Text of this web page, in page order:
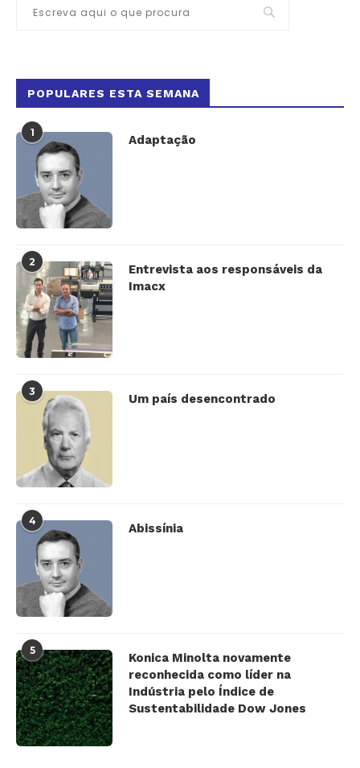
POPULARES ESTA SEMANA
1
Adaptação
2
Entrevista aos responsáveis da
Imacx
3
Um país desencontrado
4
Abissínia
5
Konica Minolta novamente
reconhecida como líder na
Indústria pelo Índice de
Sustentabilidade Dow Jones